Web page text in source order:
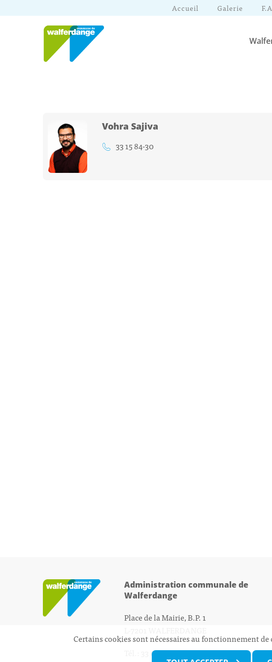
Accueil Galerie
Vohra Sajiva
33 15 84-30
Administration communale de
Walferdange
Place de la Mairie, B.P. 1
Tél.: 33 01 44 - 1secretariat@walfer.lu
Certains cookies sont nécessaires au fonctionnement